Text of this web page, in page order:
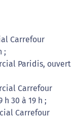
Carrefour
;
Paridis, ouvert
Carrefour
30 à 19 h ;
Carrefour